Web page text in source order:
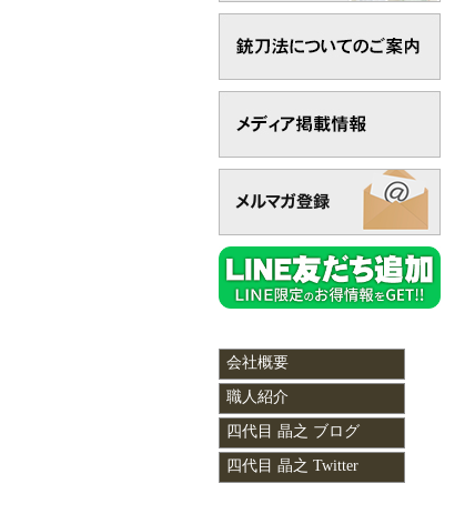
会社概要
職人紹介
四代目 晶之 ブログ
四代目 晶之 Twitter